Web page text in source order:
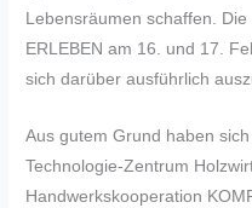
Lebensräumen schaffen.
ERLEBEN am 16. und 17.
sich darüber ausführlich
Aus gutem Grund haben
Technologie-Zentrum
Handwerkskooperation